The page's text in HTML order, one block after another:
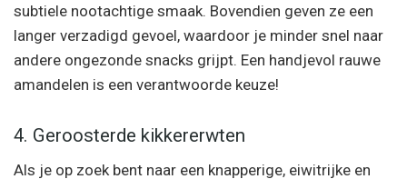
subtiele nootachtige smaak. Bovendien geven ze een
langer verzadigd gevoel, waardoor je minder snel naar
andere ongezonde snacks grijpt. Een handjevol rauwe
amandelen is een verantwoorde keuze!
4. Geroosterde kikkererwten
Als je op zoek bent naar een knapperige, eiwitrijke en